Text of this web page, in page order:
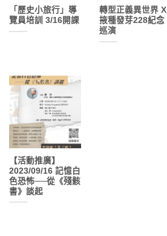
「歷史小旅行」導
覽員培訓 3/16開課
轉型正義異世界 X
掖種發芽228紀念
巡演
【活動推廣】
2023/09/16 記憶白
色恐怖──從《殘骸
書》談起